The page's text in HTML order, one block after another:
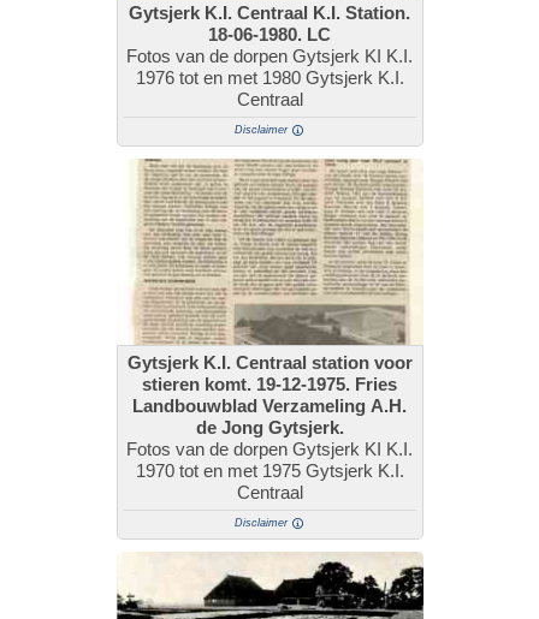
Gytsjerk K.I. Centraal K.I. Station.
18-06-1980. LC
Fotos van de dorpen Gytsjerk KI K.I.
1976 tot en met 1980 Gytsjerk K.I.
Centraal
Disclaimer
Gytsjerk K.I. Centraal station voor
stieren komt. 19-12-1975. Fries
Landbouwblad Verzameling A.H.
de Jong Gytsjerk.
Fotos van de dorpen Gytsjerk KI K.I.
1970 tot en met 1975 Gytsjerk K.I.
Centraal
Disclaimer